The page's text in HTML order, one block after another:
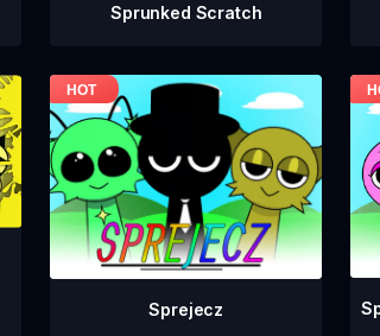
Sprunked Scratch
Sprejecz